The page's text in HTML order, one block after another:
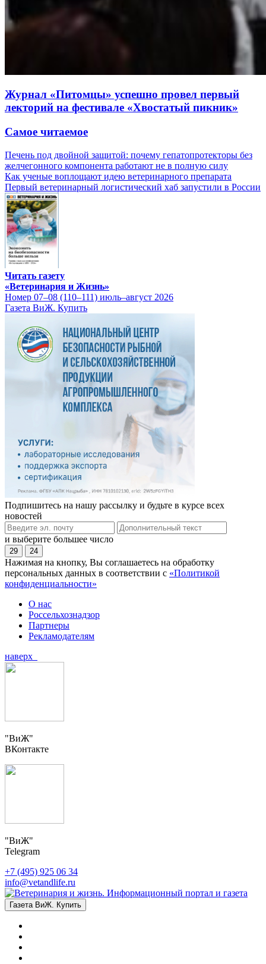
Журнал «Питомцы» успешно провел первый
лекторий на фестивале «Хвостатый пикник»
Самое читаемое
Печень под двойной защитой: почему гепатопротекторы без
желчегонного компонента работают не в полную силу
Как ученые воплощают идею ветеринарного препарата
Первый ветеринарный логистический хаб запустили в России
Читать газету
«Ветеринария и Жизнь»
Номер 07–08 (110–111) июль–август 2026
Газета ВиЖ. Купить
Подпишитесь на нашу рассылку и будьте в курсе всех
новостей
и выберите большее число
29 24
Нажимая на кнопку, Вы соглашаетесь на обработку
персональных данных в соответствии с «Политикой
конфиденциальности»
О нас
Россельхознадзор
Партнеры
Рекламодателям
наверх
"ВиЖ"
ВКонтакте
"ВиЖ"
Telegram
+7 (495) 925 06 34
info@vetandlife.ru
Газета ВиЖ. Купить